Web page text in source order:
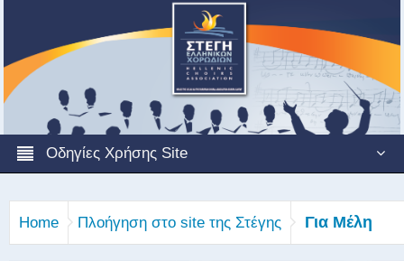
Οδηγίες Χρήσης Site
Home Πλοήγηση στο site της Στέγης Για Μέλη